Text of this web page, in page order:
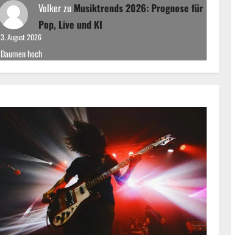
Volkerzu Musiktrends 2026: Prognose für
Pop, Live und KI
3. August 2026
Daumen hoch